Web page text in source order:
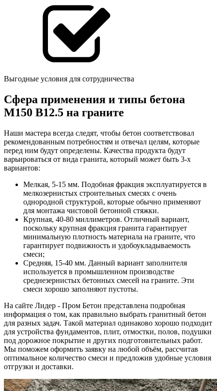
Выгодные условия для сотрудничества
Сфера применения и типы бетона
М150 В12.5 на граните
Наши мастера всегда следят, чтобы бетон соответствовал
рекомендованным потребностям и отвечал целям, которые
перед ним будут определены. Качества продукта будут
варьироваться от вида гранита, который может быть 3-х
вариантов:
Мелкая, 5-15 мм. Подобная фракция эксплуатируется в
мелкозернистых строительных смесях с очень
однородной структурой, которые обычно применяют
для монтажа чистовой бетонной стяжки.
Крупная, 40-80 миллиметров. Отличный вариант,
поскольку крупная фракция гранита гарантирует
минимальную плотность материала на граните, что
гарантирует подвижность и удобоукладываемость
смеси;
Средняя, 15-40 мм. Данный вариант заполнителя
используется в промышленном производстве
среднезернистых бетонных смесей на граните. Эти
смеси хорошо заполняют пустоты.
На сайте Лидер - Пром Бетон представлена подробная
информация о том, как правильно выбрать гранитный бетон
для разных задач. Такой материал одинаково хорошо подходит
для устройства фундаментов, плит, отмостки, полов, подушки
под дорожное покрытие и других подготовительных работ.
Мы поможем оформить заявку на любой объём, рассчитав
оптимальное количество смеси и предложив удобные условия
отгрузки и доставки.